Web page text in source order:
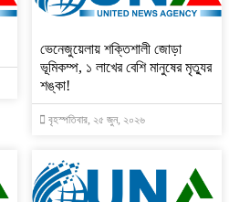
ভেনেজুয়েলায় শক্তিশালী জোড়া
ভূমিকম্প, ১ লাখের বেশি মানুষের মৃত্যুর
শঙ্কা!
বৃহস্পতিবার, ২৫ জুন, ২০২৬